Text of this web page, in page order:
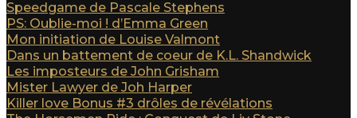
Speedgame de Pascale Stephens
PS: Oublie-moi ! d’Emma Green
Mon initiation de Louise Valmont
Dans un battement de coeur de K.L. Shandwick
Les imposteurs de John Grisham
Mister Lawyer de Joh Harper
Killer love Bonus #3 drôles de révélations